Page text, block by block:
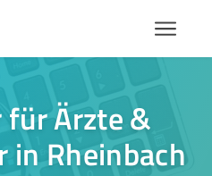
Ärzte &
in Rheinbach